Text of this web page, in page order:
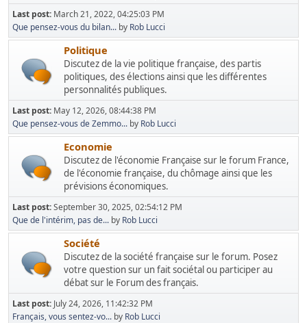
Last post: March 21, 2022, 04:25:03 PM
Que pensez-vous du bilan... by Rob Lucci
Politique
Discutez de la vie politique française, des partis
politiques, des élections ainsi que les différentes
personnalités publiques.
Last post: May 12, 2026, 08:44:38 PM
Que pensez-vous de Zemmo... by Rob Lucci
Economie
Discutez de l'économie Française sur le forum France,
de l'économie française, du chômage ainsi que les
prévisions économiques.
Last post:September 30, 2025, 02:54:12 PM
Que de l'intérim, pas de... by Rob Lucci
Société
Discutez de la société française sur le forum. Posez
votre question sur un fait sociétal ou participer au
débat sur le Forum des français.
Last post: July 24, 2026, 11:42:32 PM
Français, vous sentez-vo... by Rob Lucci